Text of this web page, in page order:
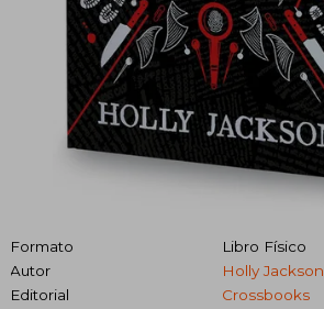
Formato
Libro Físico
Autor
Holly Jackson
Editorial
Crossbooks